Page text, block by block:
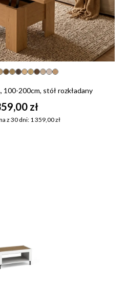
200cm, stół rozkładany
zł
z 30 dni: 1 359,00 zł